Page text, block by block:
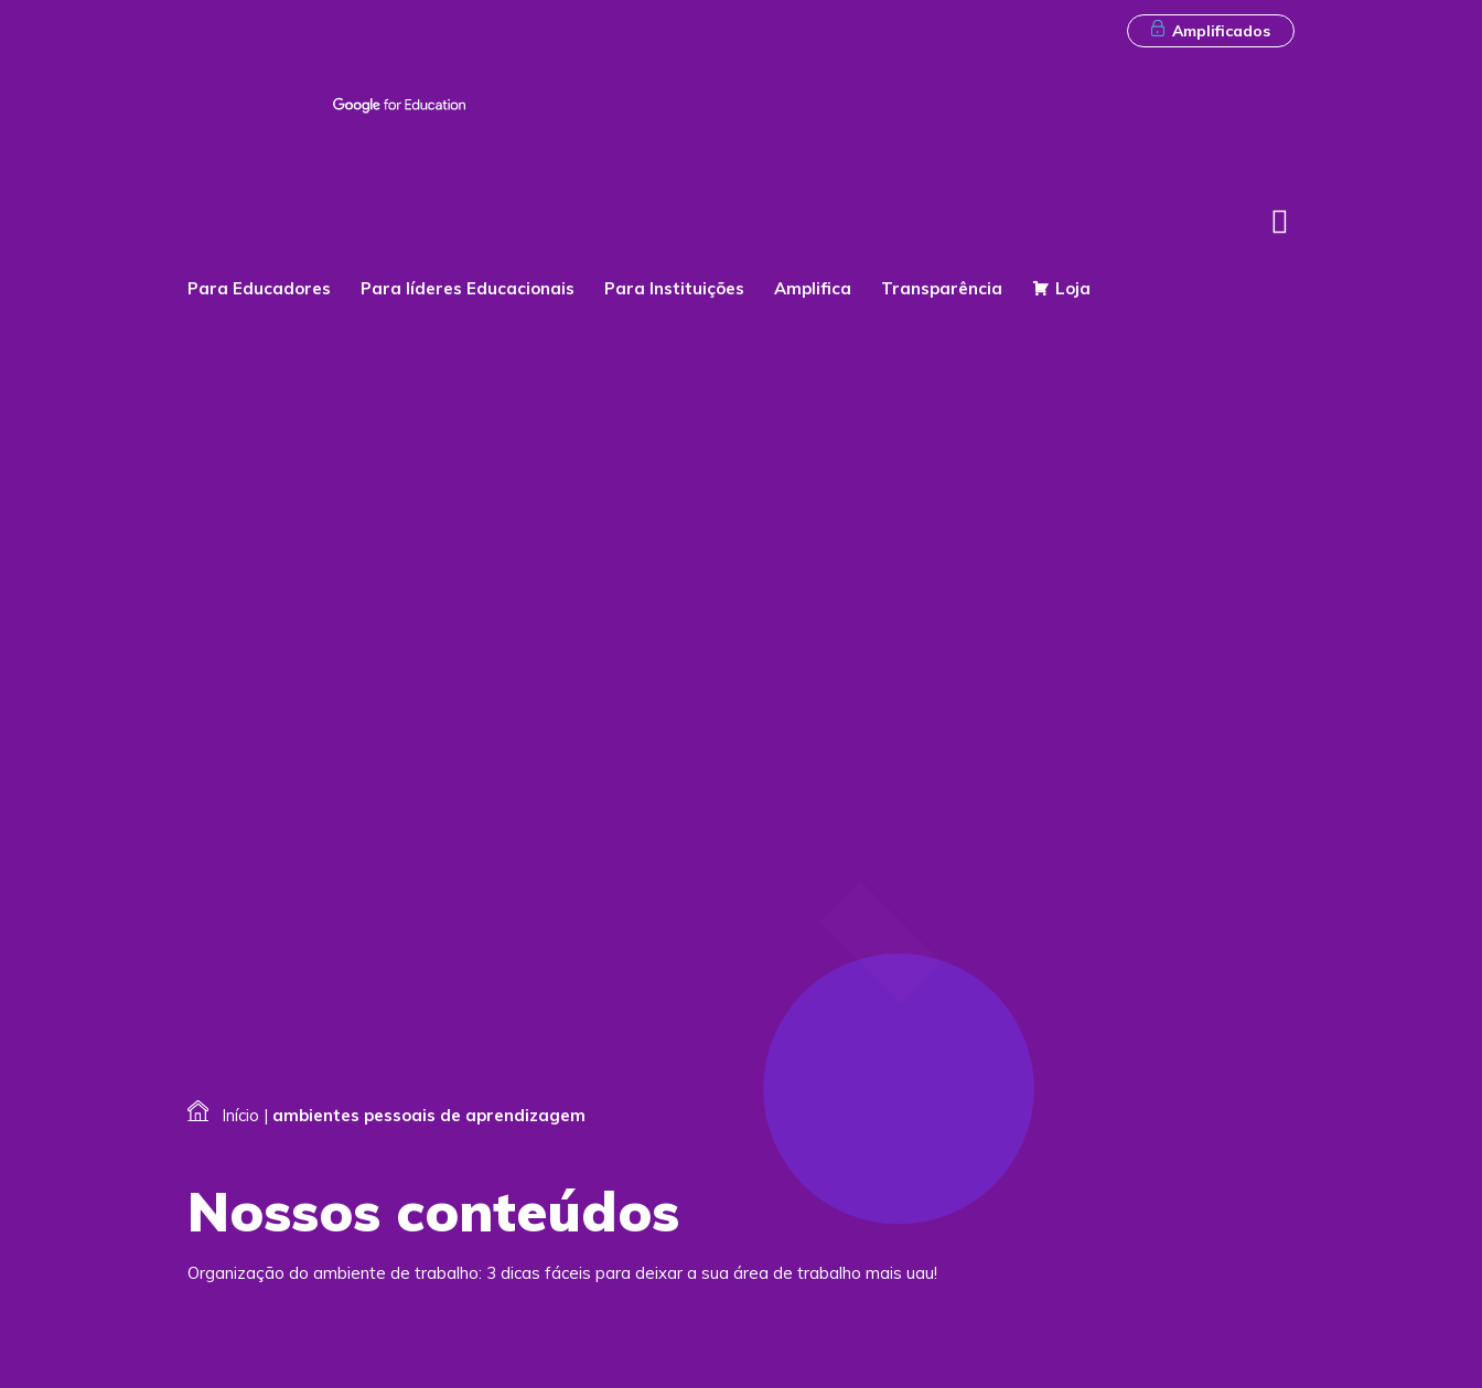
Amplificados
Para Educadores Para líderes Educacionais Para Instituições Amplifica Transparência Loja
Início | ambientes pessoais de aprendizagem
Nossos conteúdos
Organização do ambiente de trabalho: 3 dicas fáceis para deixar a sua área de trabalho mais uau!